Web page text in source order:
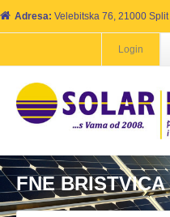
Adresa: Velebitska 76, 21000 Split
Login
FNE BRISTVICA